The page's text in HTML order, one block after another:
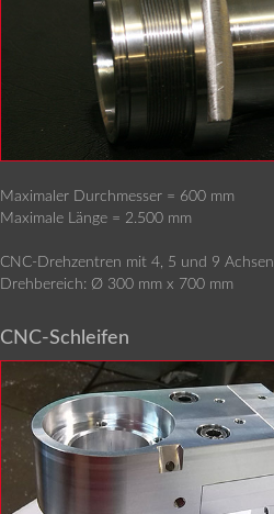
Maximaler Durchmesser = 600 mm
Maximale Länge = 2.500 mm
CNC-Drehzentren mit 4, 5 und 9 Achsen
Drehbereich: Ø 300 mm x 700 mm
CNC-Schleifen